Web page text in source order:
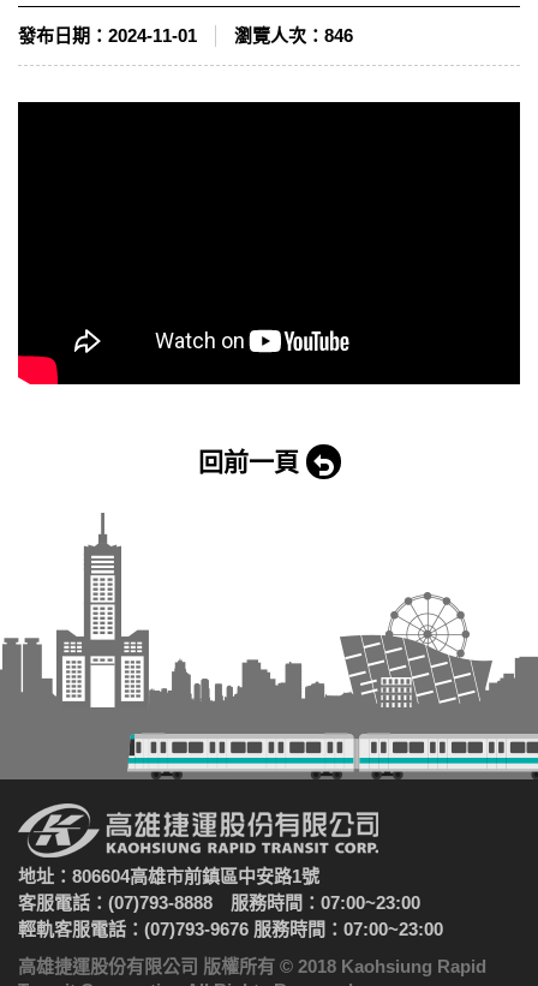
發布日期： 2024-11-01 瀏覽人次： 846
回前一頁
地址：806604高雄市前鎮區中安路1號
客服電話：(07)793-8888 服務時間：07:00~23:00
輕軌客服電話：(07)793-9676 服務時間：07:00~23:00
高雄捷運股份有限公司 版權所有 © 2018 Kaohsiung Rapid